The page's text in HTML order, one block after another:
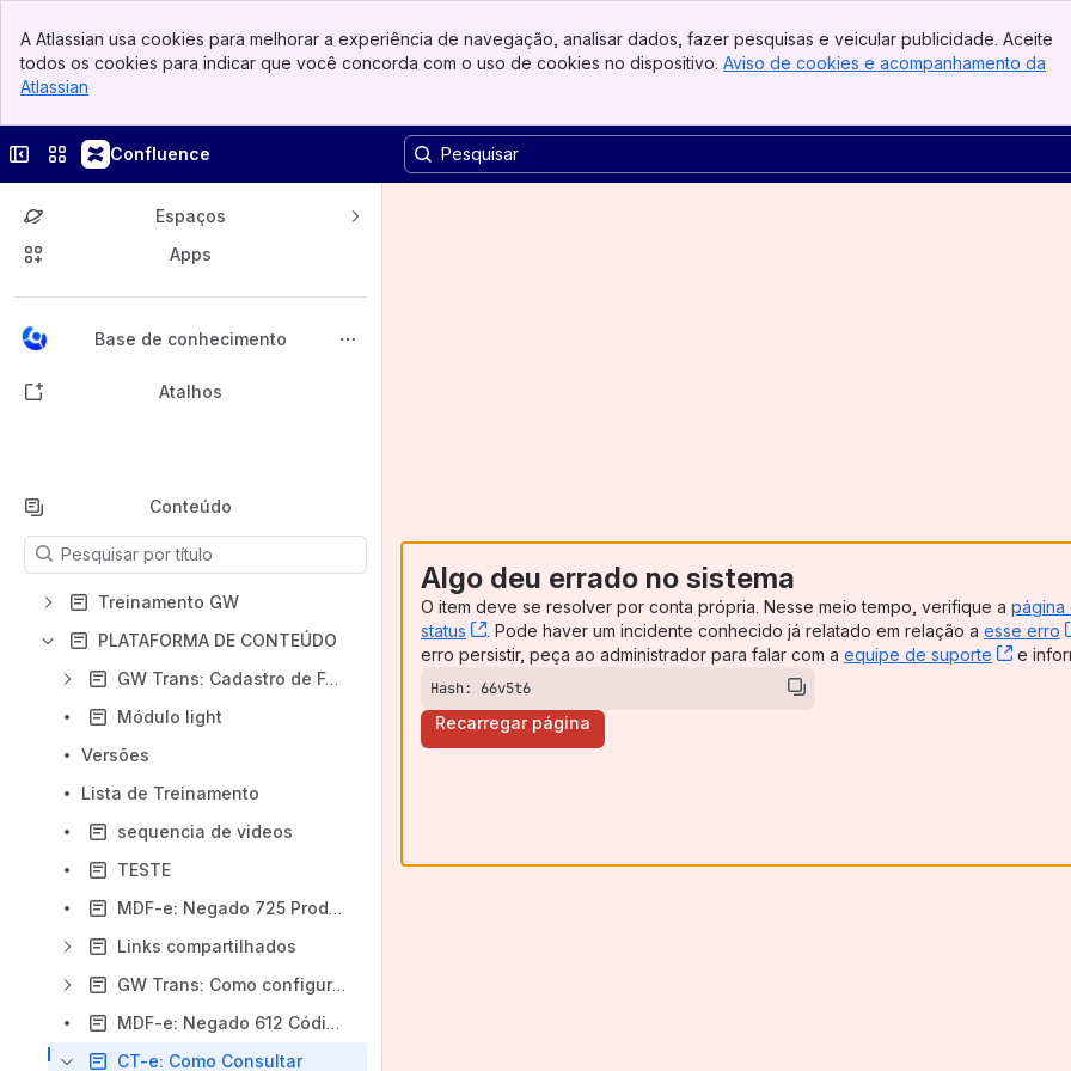
Banner
Top Bar
Sidebar
A Atlassian usa cookies para melhorar a experiência de navegação, analisar dados, fazer pesquisas e veicular publicidade. Aceite
todos os cookies para indicar que você concorda com o uso de cookies no dispositivo. Aviso de cookies e acompanhamento da
Atlassian
Esconder barra lateral
Trocar sites ou aplicativos
Confluence
Espaços
Apps
Base de conhecimento
Voltar ao topo
Atalhos
Conteúdo
Os resultados vão se atualizar conforme você digitar.
Treinamento GW
PLATAFORMA DE CONTEÚDO
GW Trans: Cadastro de Fornecedor
Módulo light
Versões
Lista de Treinamento
sequencia de videos
TESTE
MDF-e: Negado 725 Produto predominante
Links compartilhados
GW Trans: Como configurar o Certificado Digital?
MDF-e: Negado 612 Código de Município diverge da UF de descarga do MDF-e
CT-e: Como Consultar
Algo deu errado no sistema
O item deve se resolver por conta própria. Nesse meio tempo, verifique a página
status
, (opens new window)
. Pode haver um incidente conhecido já relatado em relação a esse erro
erro persistir, peça ao administrador para falar com a equipe de suporte ,
e
Hash: 66v5t6
Recarregar página